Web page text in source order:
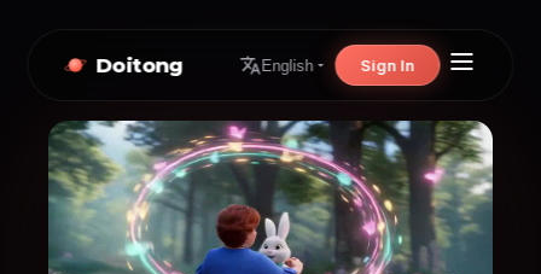
Doitong English Sign In